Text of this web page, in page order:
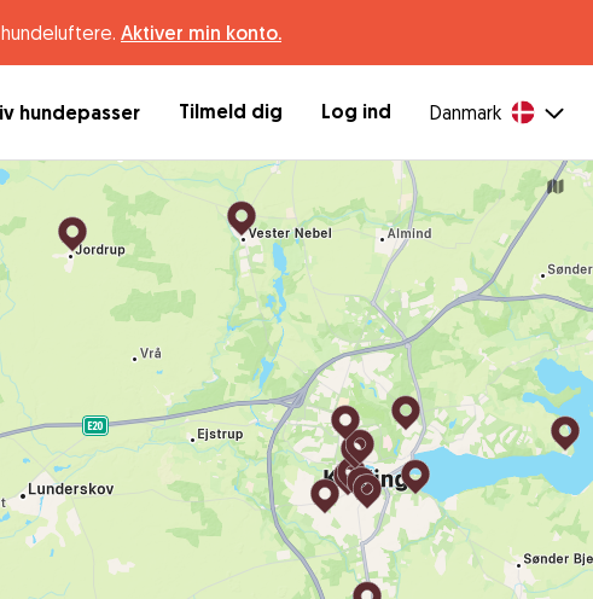
Aktiver min konto.
hundepasser Tilmeld dig Log ind Danmark